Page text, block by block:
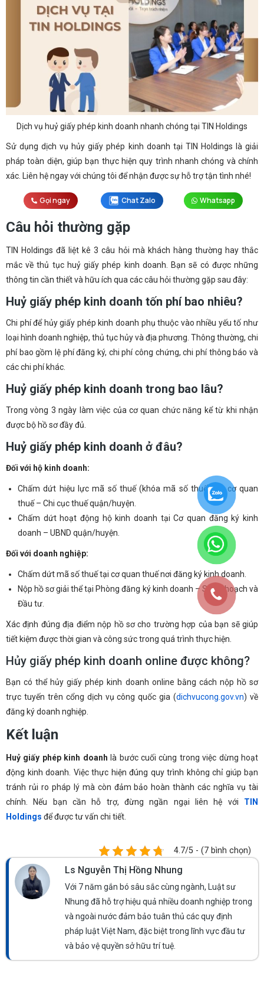
Dịch vụ huỷ giấy phép kinh doanh nhanh chóng tại TIN Holdings
Sử dụng dịch vụ hủy giấy phép kinh doanh tại TIN Holdings là giải
pháp toàn diện, giúp bạn thực hiện quy trình nhanh chóng và chính
xác. Liên hệ ngay với chúng tôi để nhận được sự hỗ trợ tận tình nhé!
Gọi ngay Chat Zalo Whatsapp
Câu hỏi thường gặp
TIN Holdings đã liệt kê 3 câu hỏi mà khách hàng thường hay thắc
mắc về thủ tục huỷ giấy phép kinh doanh. Bạn sẽ có được những
thông tin cần thiết và hữu ích qua các câu hỏi thường gặp sau đây:
Huỷ giấy phép kinh doanh tốn phí bao nhiêu?
Chi phí để hủy giấy phép kinh doanh phụ thuộc vào nhiều yếu tố như
loại hình doanh nghiệp, thủ tục hủy và địa phương. Thông thường, chi
phí bao gồm lệ phí đăng ký, chi phí công chứng, chi phí thông báo và
các chi phí khác.
Huỷ giấy phép kinh doanh trong bao lâu?
Trong vòng 3 ngày làm việc của cơ quan chức năng kể từ khi nhận
được bộ hồ sơ đầy đủ.
Huỷ giấy phép kinh doanh ở đâu?
Đối với hộ kinh doanh:
Chấm dứt hiệu lực mã số thuế (khóa mã số thuế) với cơ quan
thuế – Chi cục thuế quận/huyện.
Chấm dứt hoạt động hộ kinh doanh tại Cơ quan đăng ký kinh
doanh – UBND quận/huyện.
Đối với doanh nghiệp:
Chấm dứt mã số thuế tại cơ quan thuế nơi đăng ký kinh doanh.
Nộp hồ sơ giải thể tại Phòng đăng ký kinh doanh – Sở Kế hoạch và
Đầu tư.
Xác định đúng địa điểm nộp hồ sơ cho trường hợp của bạn sẽ giúp
tiết kiệm được thời gian và công sức trong quá trình thực hiện.
Hủy giấy phép kinh doanh online được không?
Bạn có thể hủy giấy phép kinh doanh online bằng cách nộp hồ sơ
trực tuyến trên cổng dịch vụ công quốc gia (dichvucong.gov.vn) về
đăng ký doanh nghiệp.
Kết luận
Huỷ giấy phép kinh doanh là bước cuối cùng trong việc dừng hoạt
động kinh doanh. Việc thực hiện đúng quy trình không chỉ giúp bạn
tránh rủi ro pháp lý mà còn đảm bảo hoàn thành các nghĩa vụ tài
chính. Nếu bạn cần hỗ trợ, đừng ngần ngại liên hệ với TIN
Holdings để được tư vấn chi tiết.
4.7/5 - (7 bình chọn)
Ls Nguyễn Thị Hồng Nhung
Với 7 năm gắn bó sâu sắc cùng ngành, Luật sư
Nhung đã hỗ trợ hiệu quả nhiều doanh nghiệp trong
và ngoài nước đảm bảo tuân thủ các quy định
pháp luật Việt Nam, đặc biệt trong lĩnh vực đầu tư
và bảo vệ quyền sở hữu trí tuệ.